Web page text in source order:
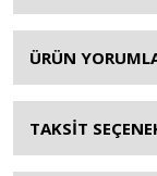
ÜRÜN
TAKSİT